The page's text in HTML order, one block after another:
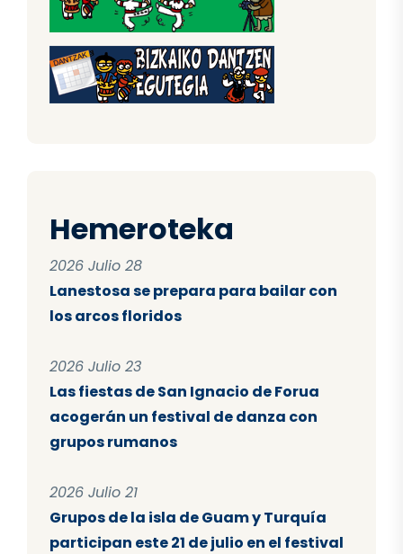
Hemeroteka
2026 Julio 28
Lanestosa se prepara para bailar con
los arcos floridos
2026 Julio 23
Las fiestas de San Ignacio de Forua
acogerán un festival de danza con
grupos rumanos
2026 Julio 21
Grupos de la isla de Guam y Turquía
participan este 21 de julio en el festival